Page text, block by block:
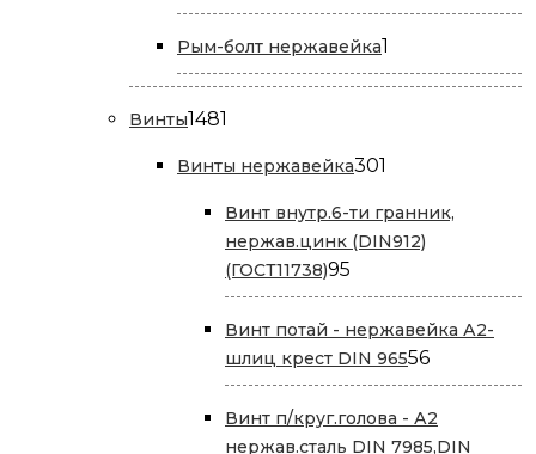
товаров
Рым-болт нержавейка1
товар
Винты1481
Винты нержавейка301
Винт внутр.6-ти гранник,
нержав.цинк (DIN912)
(ГОСТ11738)95
товаров
Винт потай - нержавейка А2-
шлиц крест DIN 9655656
товаров
Винт п/круг.голова - А2
нержав.сталь DIN 7985,DIN